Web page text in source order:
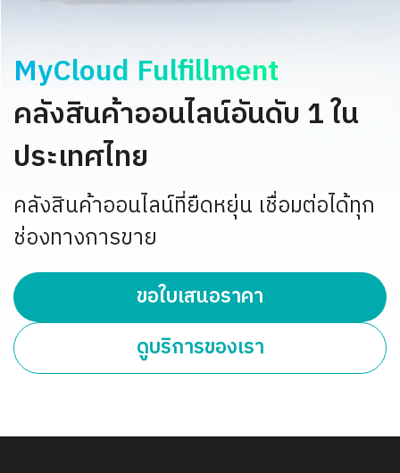
MyCloud Fulfillment
คลังสินค้าออนไลน์อันดับ 1 ใน
ประเทศไทย
คลังสินค้าออนไลน์ที่ยืดหยุ่น เชื่อมต่อได้ทุก
ช่องทางการขาย
ขอใบเสนอราคา
ดูบริการของเรา